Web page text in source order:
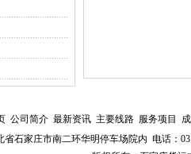
公司简介 最新资讯 主要线路 服务项目
省石家庄市南二环华明停车场院内 电话：